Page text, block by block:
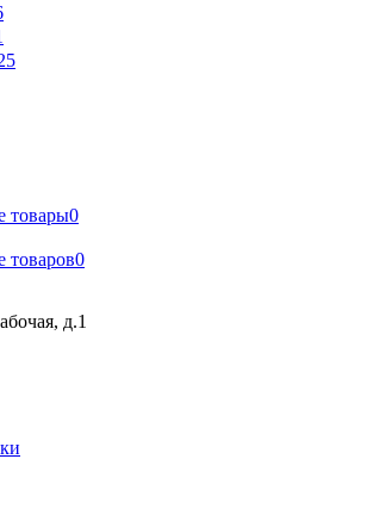
товары0
товаров0
д.1